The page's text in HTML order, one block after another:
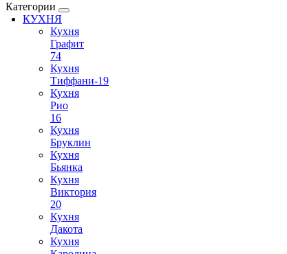
Категории
КУХНЯ
Кухня
Графит
74
Кухня
Тиффани-19
Кухня
Рио
16
Кухня
Бруклин
Кухня
Бьянка
Кухня
Виктория
20
Кухня
Дакота
Кухня